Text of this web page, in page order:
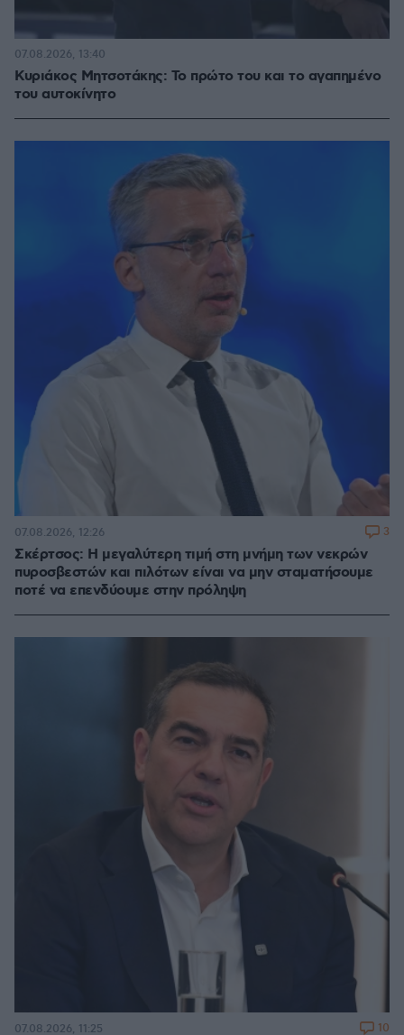
Κυριάκος Μητσοτάκης: Το πρώτο του και το αγαπημένο
του αυτοκίνητο
07.08.2026, 13:40
Σκέρτσος: Η μεγαλύτερη τιμή στη μνήμη των νεκρών
πυροσβεστών και πιλότων είναι να μην σταματήσουμε
ποτέ να επενδύουμε στην πρόληψη
07.08.2026, 12:26 3
07.08.2026, 11:25 10